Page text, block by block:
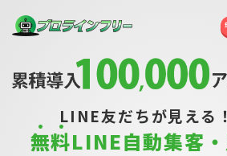
LINE友だちが見える
無料LINE自動集客